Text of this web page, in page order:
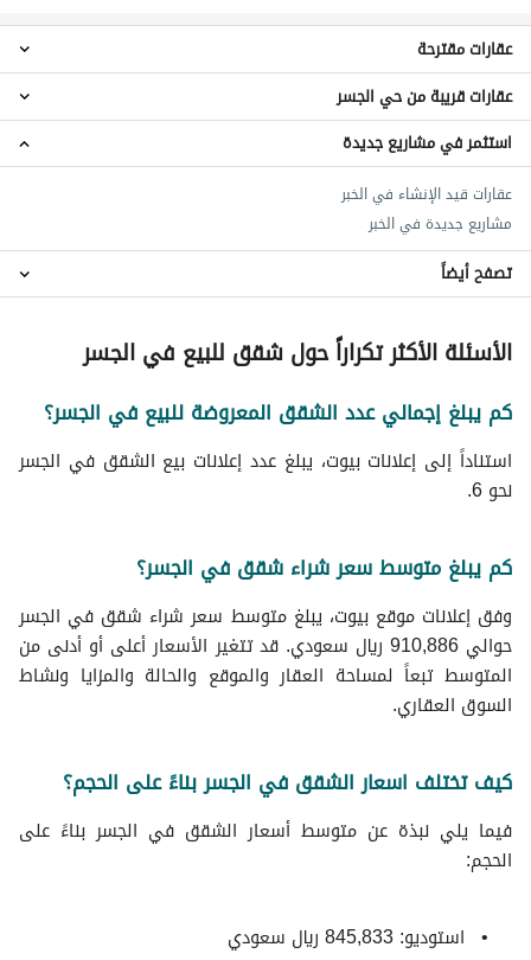
استوديو للبيع في حي الجسر
شقق 2 غرفة نوم للبيع في حي الجسر
شقق 3 غرف نوم للبيع في حي الجسر
فلل للبيع في حي الجسر
عمائر سكنية للبيع في حي الجسر
اراضي سكنية للبيع في حي الجسر
عقارات للبيع في حي الجسر
عقارات مقترحة
شقق حي إشبيلية
شقق حي الحمراء
شقق حي التحلية
شقق حي الخور
شقق حي الخزامى
شقق حي البحيرة
شقق حي مدينة العمال
شقق حي الشراع
عقارات قريبة من حي الجسر
عقارات قيد الإنشاء في الخبر
مشاريع جديدة في الخبر
استثمر في مشاريع جديدة
شقق للايجار الشهري في حي الجسر
عقارات للبيع في الخبر
تصفح أيضاً
الأسئلة الأكثر تكراراً حول شقق للبيع في الجسر
كم يبلغ إجمالي عدد الشقق المعروضة للبيع في الجسر؟
استناداً إلى إعلانات بيوت، يبلغ عدد إعلانات بيع الشقق في الجسر
نحو 6.
كم يبلغ متوسط سعر شراء شقق في الجسر؟
وفق إعلانات موقع بيوت، يبلغ متوسط سعر شراء شقق في الجسر
حوالي 910,886 ريال سعودي. قد تتغير الأسعار أعلى أو أدنى من
المتوسط تبعاً لمساحة العقار والموقع والحالة والمزايا ونشاط
السوق العقاري.
كيف تختلف اسعار الشقق في الجسر بناءً على الحجم؟
فيما يلي نبذة عن متوسط ​​أسعار الشقق في الجسر بناءً على
الحجم:
استوديو: 845,833 ريال سعودي